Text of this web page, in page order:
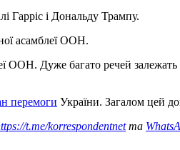
Гарріс і Дональду Трампу.
асамблеї ООН.
ООН. Дуже багато речей
перемоги України. Загалом цей
t.me/korrespondentnetта